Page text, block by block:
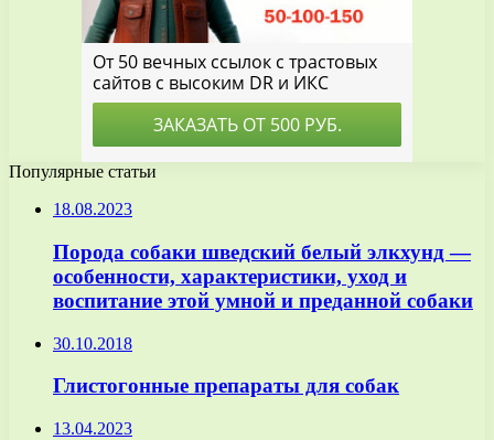
Популярные статьи
18.08.2023
Порода собаки шведский белый элкхунд —
особенности, характеристики, уход и
воспитание этой умной и преданной собаки
30.10.2018
Глистогонные препараты для собак
13.04.2023